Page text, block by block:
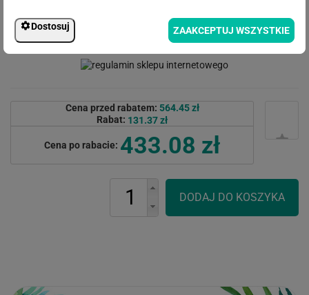
Cena przed rabatem: 564.45 zł
Rabat: 131.37 zł
Cena po rabacie: 433.08 zł
Dostosuj ZAAKCEPTUJ WSZYSTKIE